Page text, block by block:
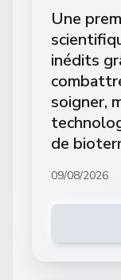
Une
inédits
soigner,
de
09/08/2026